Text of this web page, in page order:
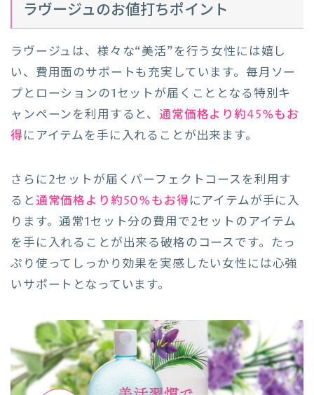
ラヴージュのお値打ちポイント
ラヴージュは、様々な“美活”を行う女性には嬉し
い、費用面のサポートも充実しています。毎月ソー
プとローションの1セットが届くこととなる特別キ
ャンペーンを利用すると、通常価格より約45%もお
得にアイテムを手に入れることが出来ます。
さらに2セットが届くパーフェクトコースを利用す
ると通常価格より約50%もお得にアイテムが手に入
ります。通常1セット分の費用で2セットのアイテム
を手に入れることが出来る破格のコースです。たっ
ぷり使ってしっかり効果を実感したい女性には心強
いサポートとなっています。